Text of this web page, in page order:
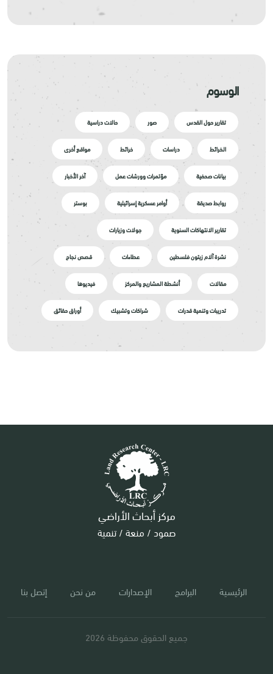
الوسوم
تقارير حول القدس صور حالات دراسية
الخرائط دراسات خرائط مواقع أخرى
بيانات صحفية مؤتمرات وورشات عمل آخر الأخبار
روابط صديقة أوامر عسكرية إسرائيلية بوستر
تقارير الانتهاكات السنوية جولات وزيارات
نشرة آلام زيتون فلسطين عطاءات قصص نجاح
مقالات أنشطة المشاريع والمركز فيديوها
تدريبات وتنمية قدرات شراكات وتشبيك أوراق حقائق
مركز أبحاث الأراضي
صمود / منعة / تنمية
الرئيسية البرامج الإصدارات من نحن إتصل بنا
جميع الحقوق محفوظة 2026